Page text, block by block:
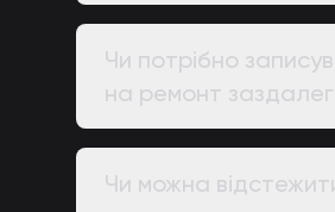
Чи потрібно
на ремонт
Чи можна